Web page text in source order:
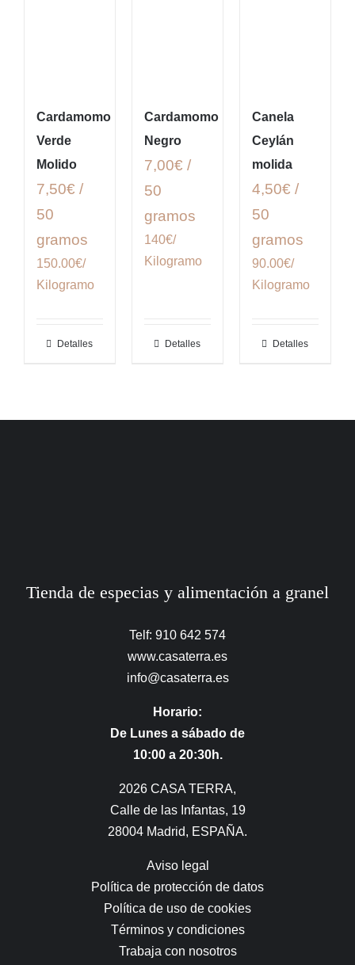
Cardamomo
Verde
Molido
7,50€ /
50
gramos
150.00€/
Kilogramo
Detalles
Cardamomo
Negro
7,00€ /
50
gramos
140€/
Kilogramo
Detalles
Canela
Ceylán
molida
4,50€ /
50
gramos
90.00€/
Kilogramo
Detalles
Tienda de especias y alimentación a granel
Telf: 910 642 574
www.casaterra.es
info@casaterra.es
Horario:
De Lunes a sábado de
10:00 a 20:30h.
2026 CASA TERRA,
Calle de las Infantas, 19
28004 Madrid, ESPAÑA.
Aviso legal
Política de protección de datos
Política de uso de cookies
Términos y condiciones
Trabaja con nosotros